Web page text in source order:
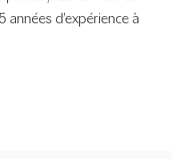
d’expérience à